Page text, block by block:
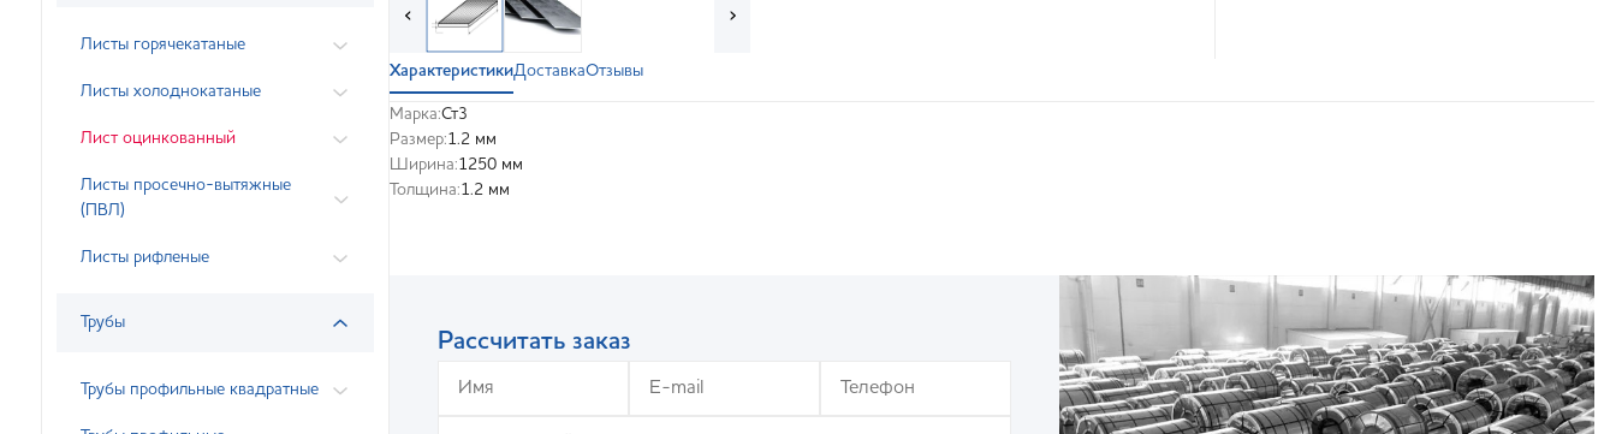
Листы горячекатаные
Листы холоднокатаные
Лист оцинкованный
Листы просечно-вытяжные
(ПВЛ)
Листы рифленые
Трубы
Трубы профильные квадратные
‹ ›
ХарактеристикиДоставкаОтзывы
Марка:Ст3
Размер:1.2 мм
Ширина:1250 мм
Толщина:1.2 мм
Рассчитать заказ